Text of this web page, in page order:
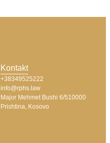
Kontakt
+38349525222
info@rphs.law
Major Mehmet Bushi 6/510000
Prishtina, Kosovo​